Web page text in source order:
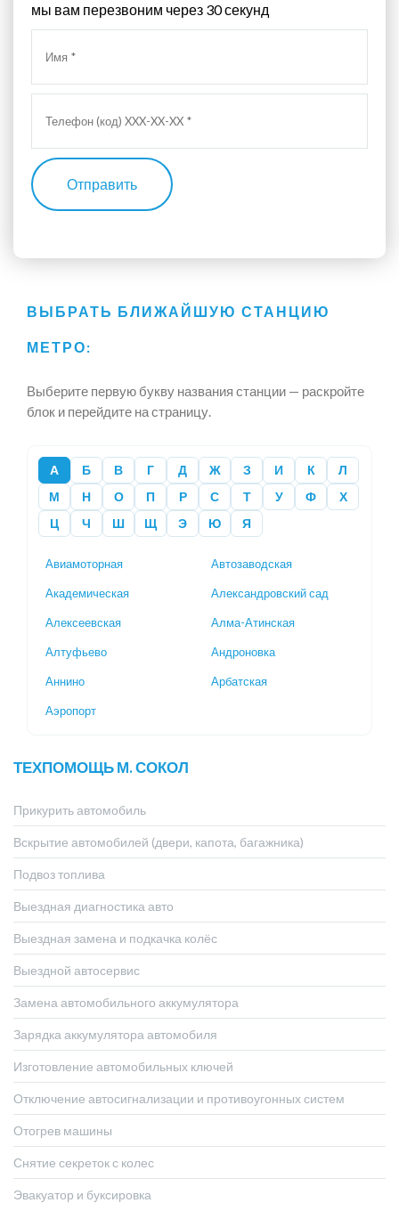
мы вам перезвоним через 30 секунд
Отправить
ВЫБРАТЬ БЛИЖАЙШУЮ СТАНЦИЮ
МЕТРО:
Выберите первую букву названия станции — раскройте
блок и перейдите на страницу.
А Б В Г Д Ж З И К
Л
М
Н О П Р С Т У Ф
Х
Ц
Ч Ш Щ Э Ю Я
Авиамоторная Автозаводская
Академическая Александровский сад
Алексеевская Алма-Атинская
Алтуфьево Андроновка
Аннино Арбатская
Аэропорт
ТЕХПОМОЩЬ М. СОКОЛ
Прикурить автомобиль
Вскрытие автомобилей (двери, капота, багажника)
Подвоз топлива
Выездная диагностика авто
Выездная замена и подкачка колёс
Выездной автосервис
Замена автомобильного аккумулятора
Зарядка аккумулятора автомобиля
Изготовление автомобильных ключей
Отключение автосигнализации и противоугонных систем
Отогрев машины
Снятие секреток с колес
Эвакуатор и буксировка